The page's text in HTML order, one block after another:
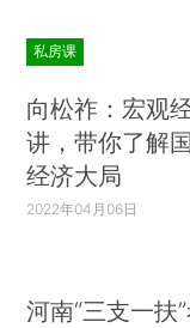
私房课
向松祚：宏观
讲，带你了解
经济大局
2022年04月06日
河南“三支一扶